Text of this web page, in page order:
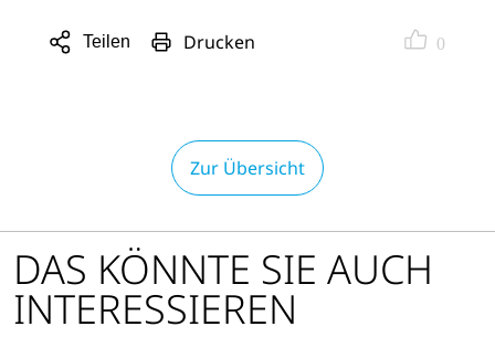
Teilen
Sharing
Drucken 0
Zur Übersicht
DAS KÖNNTE SIE AUCH
INTERESSIEREN